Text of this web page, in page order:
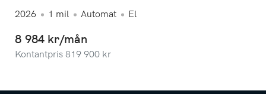
2026
1 mil Automat El
8 984 kr/mån
Kontantpris 819 900 kr